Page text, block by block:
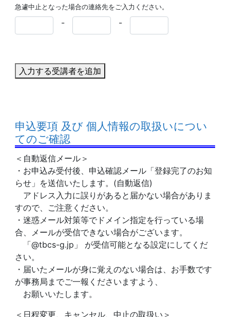
急遽中止となった場合の連絡先をご入力ください。
- -
入力する受講者を追加
申込要項 及び 個人情報の取扱いについ
てのご確認
＜自動返信メール＞
・お申込み受付後、申込確認メール「登録完了のお知
らせ」を送信いたします。(自動返信)
アドレス入力に誤りがあると届かない場合がありま
すので、ご注意ください。
・迷惑メール対策等でドメイン指定を行っている場
合、メールが受信できない場合がございます。
「@tbcs-g.jp」 が受信可能となる設定にしてくだ
さい。
・届いたメールが身に覚えのない場合は、お手数です
が事務局までご一報くださいますよう、
お願いいたします。
＜日程変更、キャンセル、中止の取扱い＞